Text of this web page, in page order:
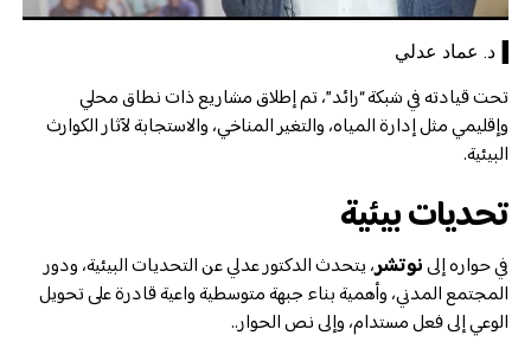
▐د. عماد عدلي
تحت قيادته في شبكة “رائد”، تم إطلاق مشاريع ذات نطاق محلي
وإقليمي مثل إدارة المياه، والتغير المناخي، والاستجابة لآثار الكوارث
البيئية.
تحديات بيئية
في حواره إلىنوتشر، يتحدث الدكتور عدلي عن التحديات البيئية، ودور
المجتمع المدني، وأهمية بناء جبهة متوسطية واعية قادرة على تحويل
الوعي إلى فعل مستدام، وإلى نص الحوار..